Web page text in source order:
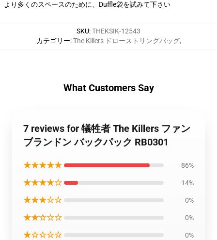
より多くのスペースのために、Duffle袋を試みて下さい
SKU:THEKSIK-12543
カテゴリー:The Killers ドローストリングバッグ,
What Customers Say
7 reviews for 犠牲者 The Killers ファン
ブランドン バックパック RB0301
★★★★★ 86%
★★★★☆ 14%
★★★☆☆ 0%
★★☆☆☆ 0%
★☆☆☆☆ 0%